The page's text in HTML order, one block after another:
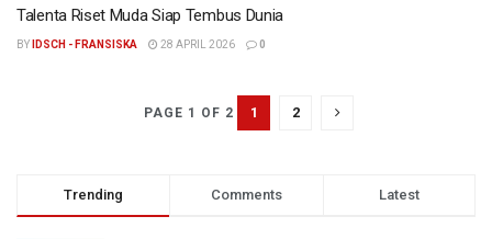
Talenta Riset Muda Siap Tembus Dunia
BY IDSCH - FRANSISKA 28 APRIL 2026 0
PAGE 1 OF 2 1 2
Trending Comments Latest